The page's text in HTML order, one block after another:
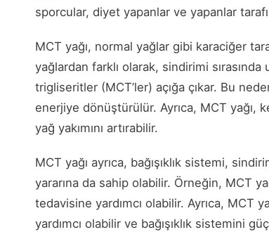
sporcular, diyet yapanlar ve yapanlar
MCT yağı, normal yağlar gibi karaciğer
yağlardan farklı olarak, sindirimi
trigliseritler (MCT’ler) açığa çıkar. Bu
enerjiye dönüştürülür. Ayrıca, MCT yağı,
yağ yakımını artırabilir.
MCT yağı ayrıca, bağışıklık sistemi,
yararına da sahip olabilir. Örneğin, MCT
tedavisine yardımcı olabilir. Ayrıca, MCT
yardımcı olabilir ve bağışıklık sistemini